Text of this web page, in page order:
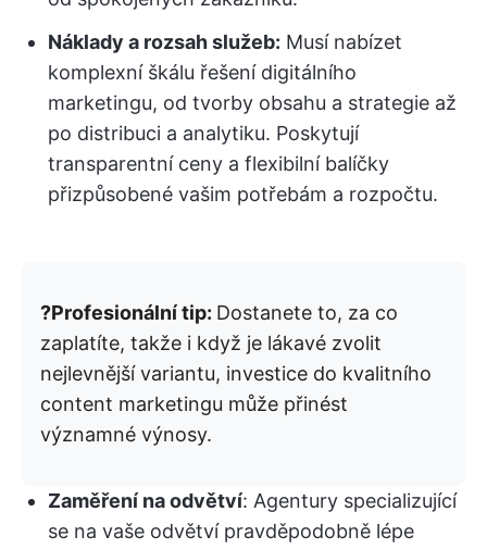
Náklady a rozsah služeb: Musí nabízet
komplexní škálu řešení digitálního
marketingu, od tvorby obsahu a strategie až
po distribuci a analytiku. Poskytují
transparentní ceny a flexibilní balíčky
přizpůsobené vašim potřebám a rozpočtu.
?Profesionální tip: Dostanete to, za co
zaplatíte, takže i když je lákavé zvolit
nejlevnější variantu, investice do kvalitního
content marketingu může přinést
významné výnosy.
Zaměření na odvětví: Agentury specializující
se na vaše odvětví pravděpodobně lépe